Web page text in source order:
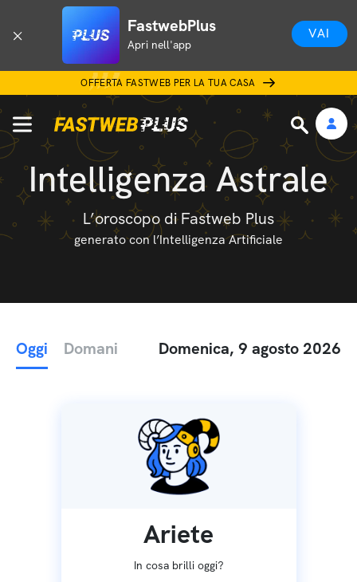
FastwebPlus
Apri nell'app
VAI
OFFERTA FASTWEB PER LA TUA CASA
Intelligenza Astrale
L’oroscopo di Fastweb Plus
generato con l’Intelligenza Artificiale
Oggi Domani Domenica, 9 agosto 2026
Ariete
In cosa brilli oggi?